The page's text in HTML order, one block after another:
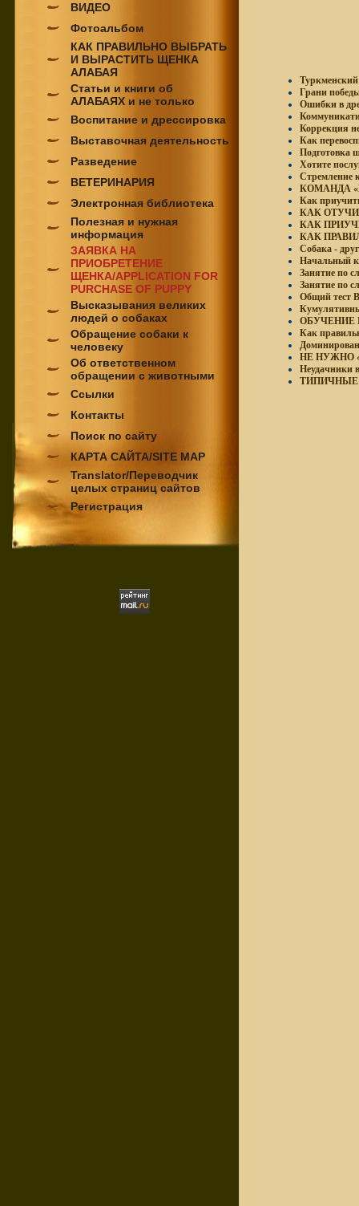
ВИДЕО
Фотоальбом
КАК ПРАВИЛЬНО ВЫБРАТЬ
И ВЫРАСТИТЬ ЩЕНКА
АЛАБАЯ
Статьи и книги об
АЛАБАЯХ и не только
Воспитание и дрессировка
Выставочная деятельность
Разведение
ВЕТЕРИНАРИЯ
Электронная библиотека
Полезная и нужная
информация
ЗАЯВКА НА
ПРИОБРЕТЕНИЕ
ЩЕНКА/APPLICATION FOR
PURCHASE OF PUPPY
Высказывания великих
людей о собаках
Обращение собаки к
человеку
Об ответственном
обращении с животными
Ссылки
Контакты
Поиск по сайту
КАРТА САЙТА/SITE MAP
Translator/Переводчик
целых страниц сайтов
Регистрация
Туркменский
Грани
Ошибки в
Коррекция
Как
Подготовка
Хотите
Стремление
КОМАНДА
Как
КАК
КАК
КАК
Собака -
Начальный
Занятие по
Занятие по
Общий тест
ОБУЧЕНИЕ
Как
НЕ НУЖНО
Неудачники
ТИПИЧНЫЕ